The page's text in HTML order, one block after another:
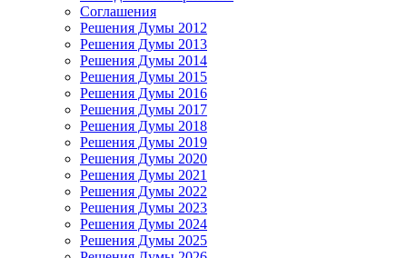
Соглашения
Решения Думы 2012
Решения Думы 2013
Решения Думы 2014
Решения Думы 2015
Решения Думы 2016
Решения Думы 2017
Решения Думы 2018
Решения Думы 2019
Решения Думы 2020
Решения Думы 2021
Решения Думы 2022
Решения Думы 2023
Решения Думы 2024
Решения Думы 2025